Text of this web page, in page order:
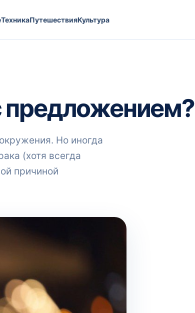
ТехникаПутешествияКультура
Но иногда
(хотя всегда
причиной